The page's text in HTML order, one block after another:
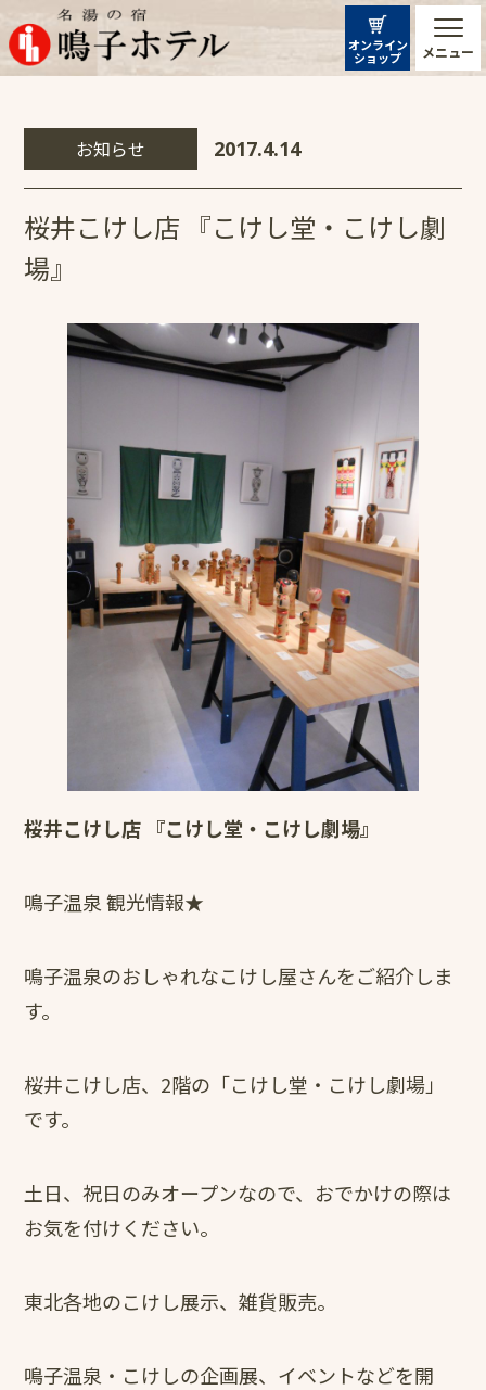
メニュー
オンライン
ショップ
お知らせ 2017.4.14
桜井こけし店 『こけし堂・こけし劇
場』
桜井こけし店 『こけし堂・こけし劇場』
鳴子温泉 観光情報★
鳴子温泉のおしゃれなこけし屋さんをご紹介しま
す。
桜井こけし店、2階の「こけし堂・こけし劇場」
です。
土日、祝日のみオープンなので、おでかけの際は
お気を付けください。
東北各地のこけし展示、雑貨販売。
鳴子温泉・こけしの企画展、イベントなどを開